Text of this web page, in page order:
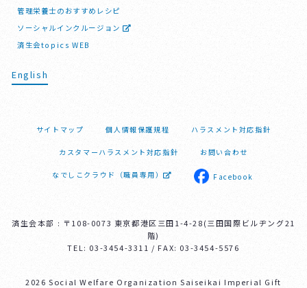
管理栄養士のおすすめレシピ
ソーシャルインクルージョン
済生会topics WEB
English
サイトマップ 個人情報保護規程 ハラスメント対応指針
カスタマーハラスメント対応指針 お問い合わせ
なでしこクラウド（職員専用） Facebook
済生会本部 : 〒108-0073 東京都港区三田1-4-28(三田国際ビルヂング21
階)
TEL: 03-3454-3311 / FAX: 03-3454-5576
2026 Social Welfare Organization Saiseikai Imperial Gift